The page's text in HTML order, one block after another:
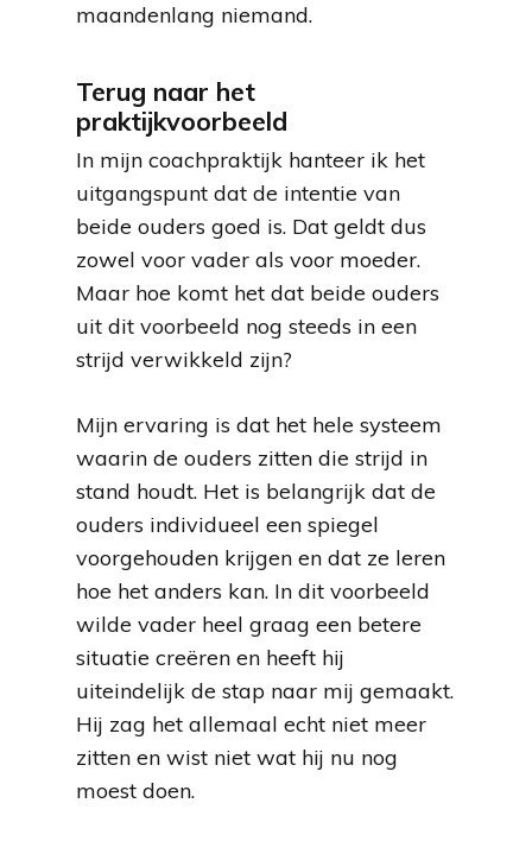
maandenlang niemand.
Terug naar het
praktijkvoorbeeld
In mijn coachpraktijk hanteer ik het
uitgangspunt dat de intentie van
beide ouders goed is. Dat geldt dus
zowel voor vader als voor moeder.
Maar hoe komt het dat beide ouders
uit dit voorbeeld nog steeds in een
strijd verwikkeld zijn?
Mijn ervaring is dat het hele systeem
waarin de ouders zitten die strijd in
stand houdt. Het is belangrijk dat de
ouders individueel een spiegel
voorgehouden krijgen en dat ze leren
hoe het anders kan. In dit voorbeeld
wilde vader heel graag een betere
situatie creëren en heeft hij
uiteindelijk de stap naar mij gemaakt.
Hij zag het allemaal echt niet meer
zitten en wist niet wat hij nu nog
moest doen.